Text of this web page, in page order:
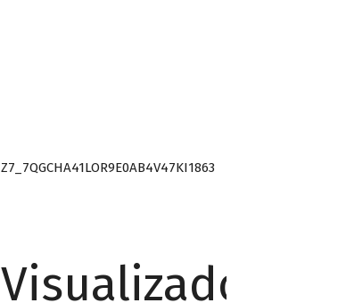
Z7_7QGCHA41LOR9E0AB4V47KI1863
Visualizador